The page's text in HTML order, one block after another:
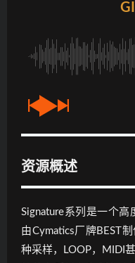
资源概述
Signature系列是一个高
由Cymatics厂牌BEST
种采样，LOOP，MIDI